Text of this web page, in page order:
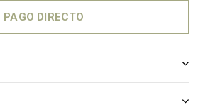
PAGO DIRECTO